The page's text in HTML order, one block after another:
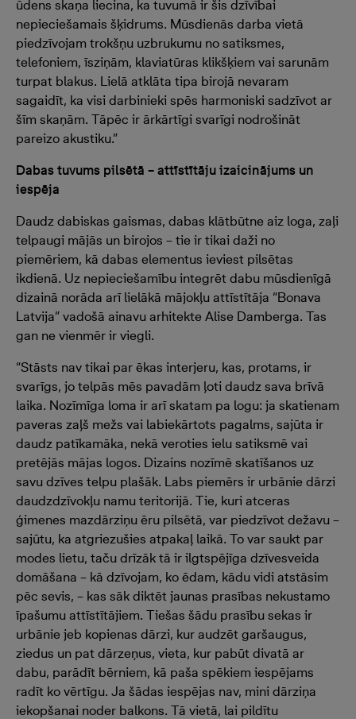
ūdens skaņa liecina, ka tuvumā ir šis dzīvībai
nepieciešamais šķidrums. Mūsdienās darba vietā
piedzīvojam trokšņu uzbrukumu no satiksmes,
telefoniem, īsziņām, klaviatūras klikšķiem vai sarunām
turpat blakus. Lielā atklāta tipa birojā nevaram
sagaidīt, ka visi darbinieki spēs harmoniski sadzīvot ar
šīm skaņām. Tāpēc ir ārkārtīgi svarīgi nodrošināt
pareizo akustiku.”
Dabas tuvums pilsētā – attīstītāju izaicinājums un
iespēja
Daudz dabiskas gaismas, dabas klātbūtne aiz loga, zaļi
telpaugi mājās un birojos – tie ir tikai daži no
piemēriem, kā dabas elementus ieviest pilsētas
ikdienā. Uz nepieciešamību integrēt dabu mūsdienīgā
dizainā norāda arī lielākā mājokļu attīstītāja “Bonava
Latvija” vadošā ainavu arhitekte Alise Damberga. Tas
gan ne vienmēr ir viegli.
“Stāsts nav tikai par ēkas interjeru, kas, protams, ir
svarīgs, jo telpās mēs pavadām ļoti daudz sava brīvā
laika. Nozīmīga loma ir arī skatam pa logu: ja skatienam
paveras zaļš mežs vai labiekārtots pagalms, sajūta ir
daudz patīkamāka, nekā veroties ielu satiksmē vai
pretējās mājas logos. Dizains nozīmē skatīšanos uz
savu dzīves telpu plašāk. Labs piemērs ir urbānie dārzi
daudzdzīvokļu namu teritorijā. Tie, kuri atceras
ģimenes mazdārziņu ēru pilsētā, var piedzīvot dežavu –
sajūtu, ka atgriezušies atpakaļ laikā. To var saukt par
modes lietu, taču drīzāk tā ir ilgtspējīga dzīvesveida
domāšana – kā dzīvojam, ko ēdam, kādu vidi atstāsim
pēc sevis, – kas sāk diktēt jaunas prasības nekustamo
īpašumu attīstītājiem. Tiešas šādu prasību sekas ir
urbānie jeb kopienas dārzi, kur audzēt garšaugus,
ziedus un pat dārzeņus, vieta, kur pabūt divatā ar
dabu, parādīt bērniem, kā paša spēkiem iespējams
radīt ko vērtīgu. Ja šādas iespējas nav, mini dārziņa
iekopšanai noder balkons. Tā vietā, lai pildītu